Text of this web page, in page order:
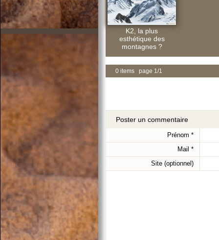
K2, la plus
esthétique des
montagnes ?
0 items page 1/1
Poster un commentaire
Prénom *
Mail *
Site (optionnel)